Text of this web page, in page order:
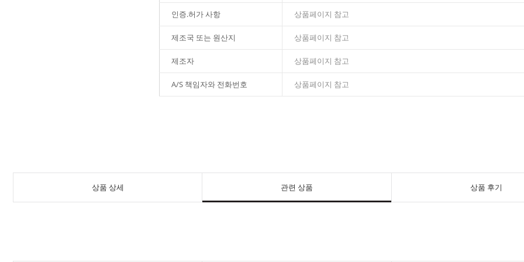
인증.허가 사항 상품페이지 참고
제조국 또는 원산지 상품페이지 참고
제조자 상품페이지 참고
A/S 책임자와 전화번호 상품페이지 참고
상품 상세 관련 상품 상품 후기